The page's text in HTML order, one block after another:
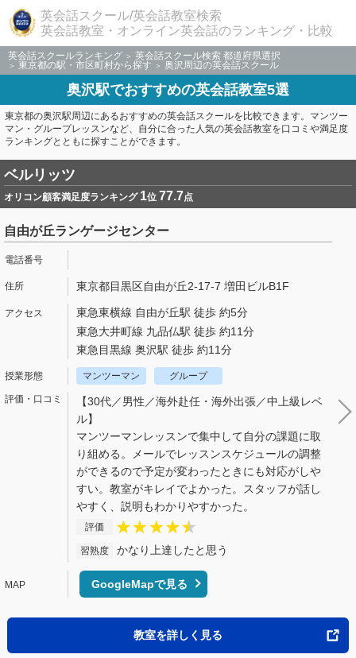
英会話スクール/英会話教室検索
英会話教室・オンライン英会話のランキング・比較
英会話スクールランキング
英会話スクール検索 都道府県選択
東京都の駅・市区町村から探す
奥沢周辺の英会話スクール
奥沢駅でおすすめの英会話教室5選
東京都の奥沢駅周辺にあるおすすめの英会話スクールを比較できます。マンツー
マン・グループレッスンなど、自分に合った人気の英会話教室を口コミや満足度
ランキングとともに探すことができます。
ベルリッツ
オリコン顧客満足度ランキング 1位 77.7点
自由が丘ランゲージセンター
東京都目黒区自由が丘2-17-7 増田ビルB1F
東急東横線 自由が丘駅 徒歩 約5分
東急大井町線 九品仏駅 徒歩 約11分
東急目黒線 奥沢駅 徒歩 約11分
マンツーマン グループ
【30代／男性／海外赴任・海外出張／中上級レベ
ル】
マンツーマンレッスンで集中して自分の課題に取
り組める。メールでレッスンスケジュールの調整
ができるので予定が変わったときにも対応がしや
すい。教室がキレイでよかった。スタッフが話し
やすく、説明もわかりやすかった。
評価
習熟度 かなり上達したと思う
GoogleMapで見る
教室を詳しく見る